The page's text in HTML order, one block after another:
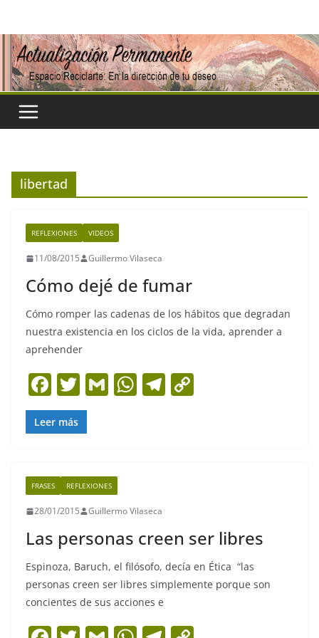
contenido
libertad
REFLEXIONES VIDEOS
11/08/2015 Guillermo Vilaseca
Cómo dejé de fumar
Cómo romper las cadenas de los hábitos que degradan
nuestra existencia en los ciclos de la vida, aprender a
aprehender
F
a
c
b
o
o
k
T
w
itt
G W
p
T
Leer más
FRASES REFLEXIONES
28/01/2015 Guillermo Vilaseca
Las personas creen ser libres
Espinoza, Baruch, el filósofo, decía en Ética “las
personas creen ser libres simplemente porque son
concientes de sus acciones e